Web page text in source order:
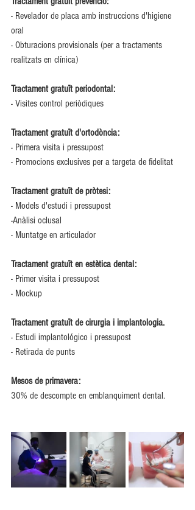
- Revelador de placa amb instruccions d'higiene
oral
- Obturacions provisionals (per a tractaments
realitzats en clínica)
Tractament gratuït periodontal:
- Visites control periòdiques
Tractament gratuït d'ortodòncia:
- Primera visita i pressupost
- Promocions exclusives per a targeta de fidelitat
Tractament gratuït de pròtesi:
- Models d'estudi i pressupost
-Anàlisi oclusal
- Muntatge en articulador
Tractament gratuït en estètica dental:
- Primer visita i pressupost
- Mockup
Tractament gratuït de cirurgia i implantologia.
- Estudi implantológico i pressupost
- Retirada de punts
Mesos de primavera:
30% de descompte en emblanquiment dental.